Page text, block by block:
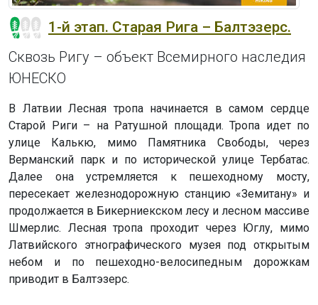
1-й этап. Старая Рига – Балтэзерс.
Сквозь Ригу – объект Всемирного наследия
ЮНЕСКО
В Латвии Лесная тропа начинается в самом сердце
Старой Риги – на Ратушной площади. Тропа идет по
улице Калькю, мимо Памятника Свободы, через
Верманский парк и по исторической улице Тербатас.
Далее она устремляется к пешеходному мосту,
пересекает железнодорожную станцию «Земитану» и
продолжается в Бикерниекском лесу и лесном массиве
Шмерлис. Лесная тропа проходит через Юглу, мимо
Латвийского этнографического музея под открытым
небом и по пешеходно-велосипедным дорожкам
приводит в Балтэзерс.